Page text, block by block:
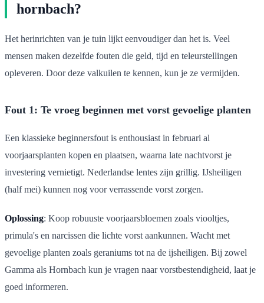
hornbach?
Het herinrichten van je tuin lijkt eenvoudiger dan het is. Veel
mensen maken dezelfde fouten die geld, tijd en teleurstellingen
opleveren. Door deze valkuilen te kennen, kun je ze vermijden.
Fout 1: Te vroeg beginnen met vorst gevoelige planten
Een klassieke beginnersfout is enthousiast in februari al
voorjaarsplanten kopen en plaatsen, waarna late nachtvorst je
investering vernietigt. Nederlandse lentes zijn grillig. IJsheiligen
(half mei) kunnen nog voor verrassende vorst zorgen.
Oplossing: Koop robuuste voorjaarsbloemen zoals viooltjes,
primula's en narcissen die lichte vorst aankunnen. Wacht met
gevoelige planten zoals geraniums tot na de ijsheiligen. Bij zowel
Gamma als Hornbach kun je vragen naar vorstbestendigheid, laat je
goed informeren.